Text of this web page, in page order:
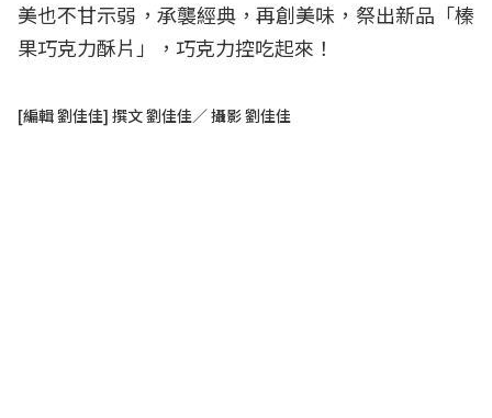
美也不甘示弱，承襲經典，再創美味，祭出新品「榛
果巧克力酥片」，巧克力控吃起來！
[編輯 劉佳佳] 撰文 劉佳佳／ 攝影 劉佳佳